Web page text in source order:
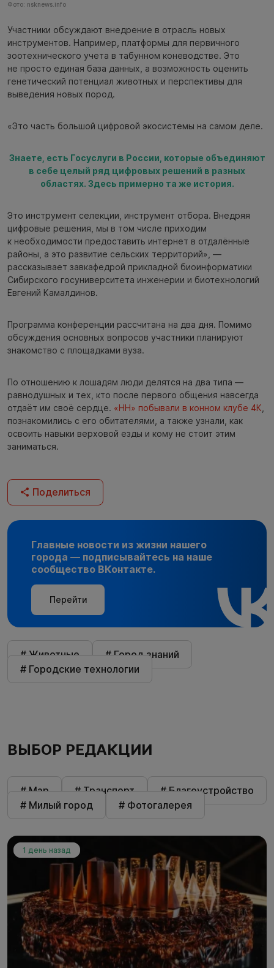
Фото: nsknews.info
Участники обсуждают внедрение в отрасль новых
инструментов. Например, платформы для первичного
зоотехнического учета в табунном коневодстве. Это
не просто единая база данных, а возможность оценить
генетический потенциал животных и перспективы для
выведения новых пород.
«Это часть большой цифровой экосистемы на самом деле.
Знаете, есть Госуслуги в России, которые объединяют
в себе целый ряд цифровых решений в разных
областях. Здесь примерно та же история.
Это инструмент селекции, инструмент отбора. Внедряя
цифровые решения, мы в том числе приходим
к необходимости предоставить интернет в отдалённые
районы, а это развитие сельских территорий», —
рассказывает завкафедрой прикладной биоинформатики
Сибирского госуниверситета инженерии и биотехнологий
Евгений Камалдинов.
Программа конференции рассчитана на два дня. Помимо
обсуждения основных вопросов участники планируют
знакомство с площадками вуза.
По отношению к лошадям люди делятся на два типа —
равнодушных и тех, кто после первого общения навсегда
отдаёт им своё сердце. «НН» побывали в конном клубе 4К
познакомились с его обитателями, а также узнали, как
освоить навыки верховой езды и кому не стоит этим
заниматься.
Поделиться
Главные новости из жизни нашего
города — подписывайтесь на наше
сообщество ВКонтакте.
Перейти
# Животные
# Город знаний
# Городские технологии
ВЫБОР РЕДАКЦИИ
# Мэр # Транспорт
# Благоустройство
# Милый город
# Фотогалерея
1 день назад